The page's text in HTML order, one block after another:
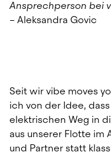
Ansprechperson bei
– Aleksandra Govic
Seit wir vibe moves
ich von der Idee,
elektrischen Weg in
aus unserer Flotte im
und Partner statt